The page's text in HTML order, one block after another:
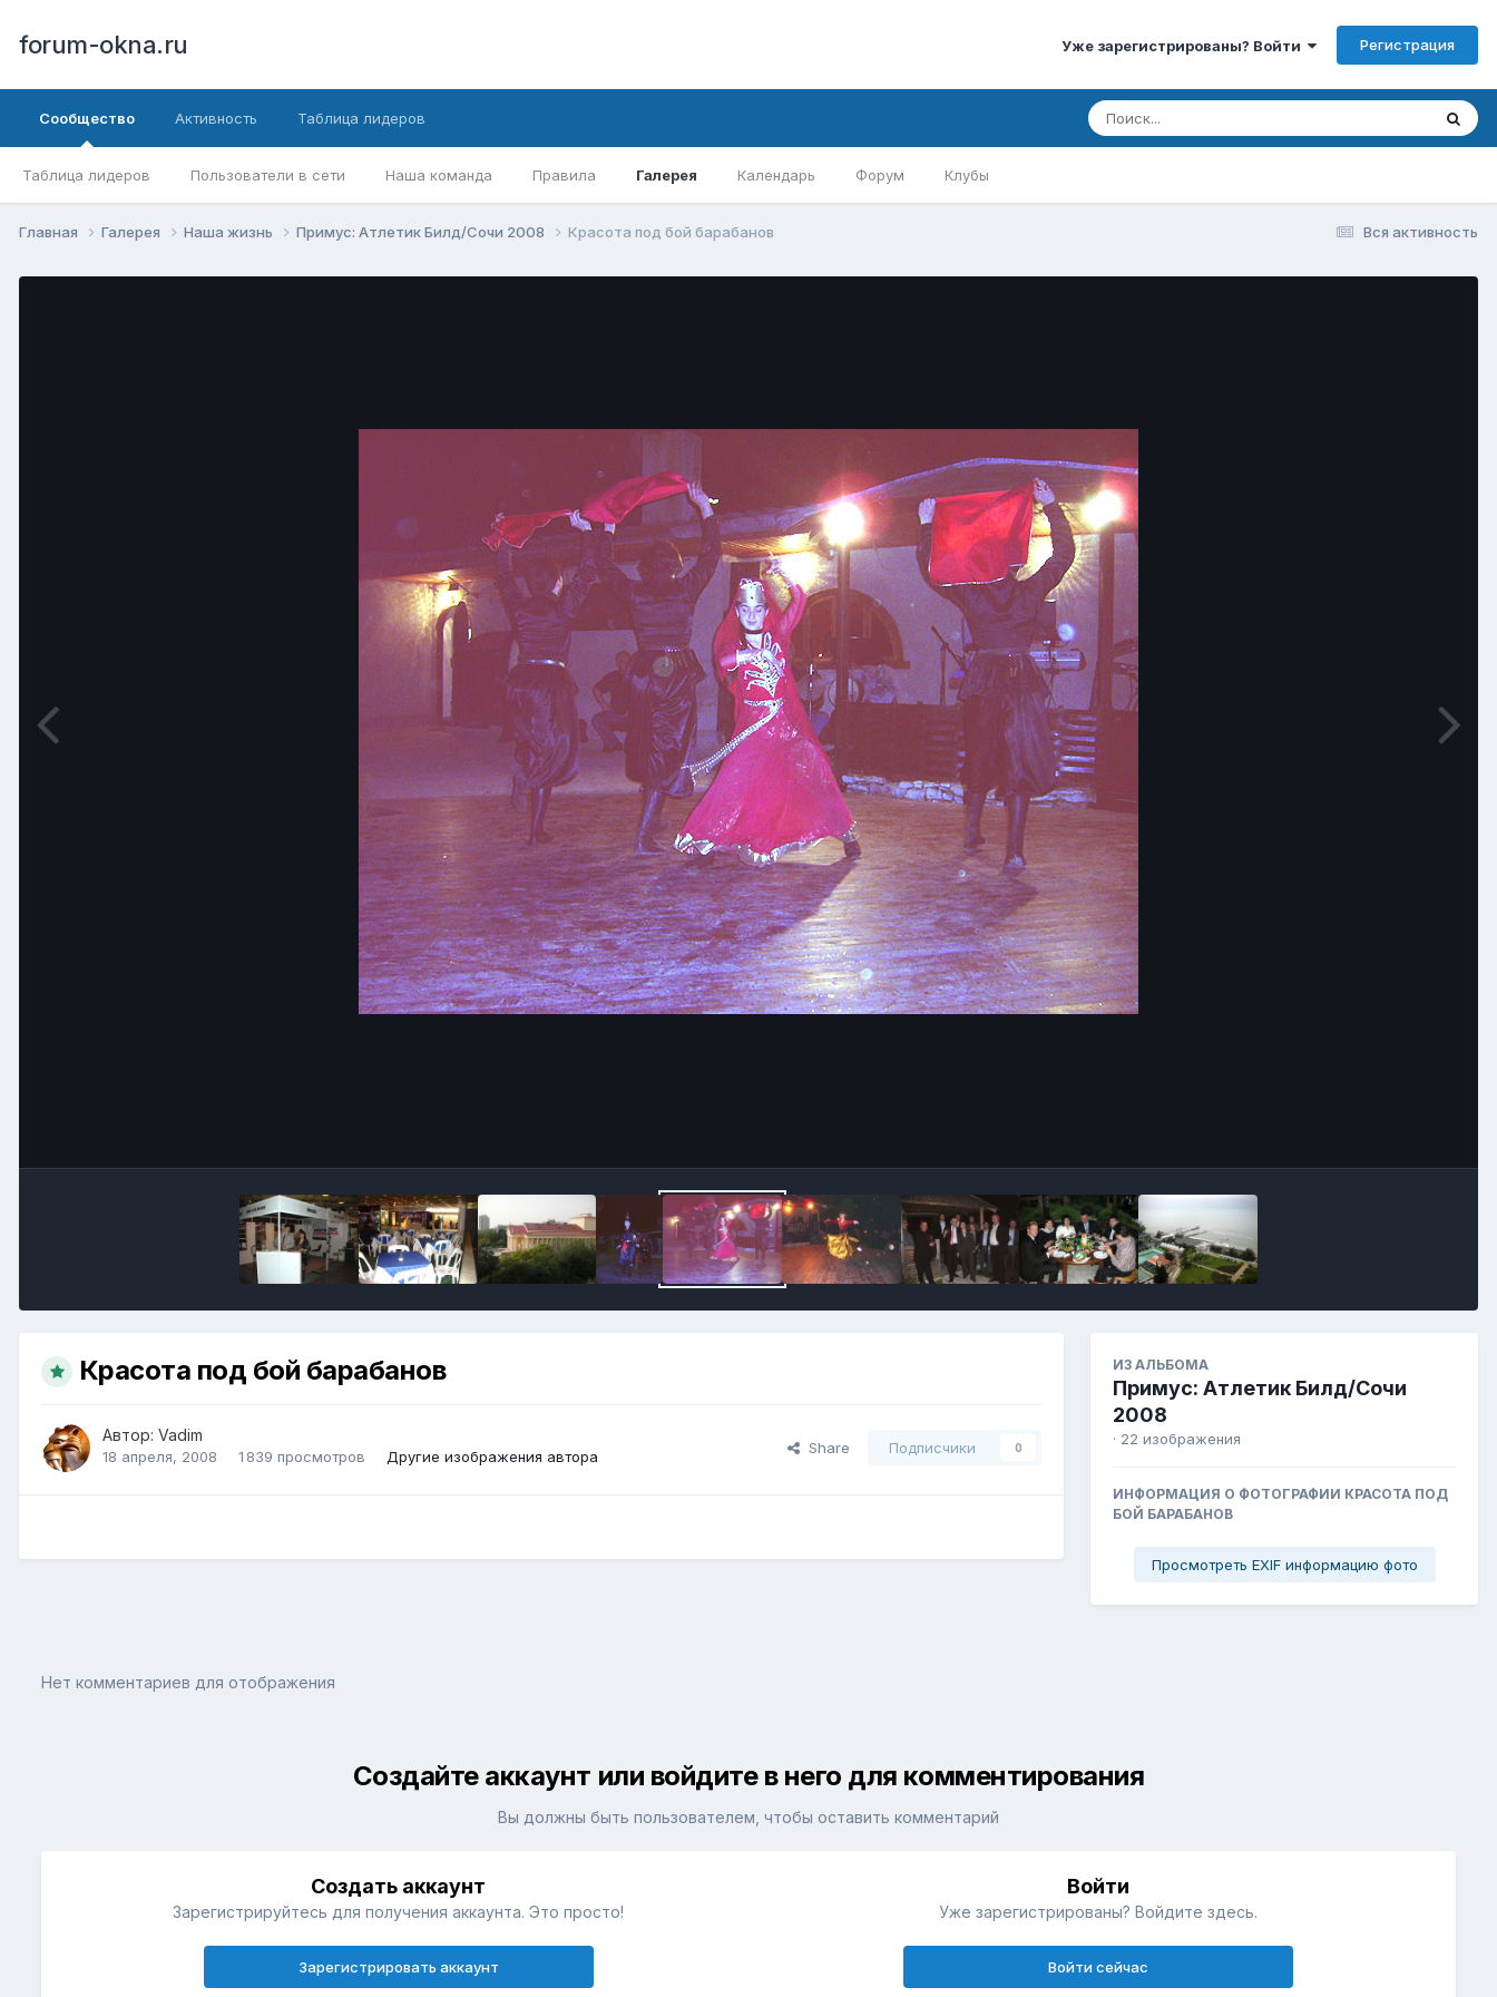
forum-okna.ru Уже зарегистрированы? Войти Регистрация
Сообщество
Таблица лидеров Пользователи в сети Наша команда Правила Галерея Календарь Форум Клубы
Активность Таблица лидеров
Вся активность
Главная Галерея Наша жизнь Примус: Атлетик Билд/Сочи 2008 Красота под бой барабанов
Красота под бой барабанов
Автор: Vadim
18 апреля, 2008 1 839 просмотров Другие изображения автора
Share Подписчики 0
ИЗ АЛЬБОМА
Примус: Атлетик Билд/Сочи
2008
· 22 изображения
ИНФОРМАЦИЯ О ФОТОГРАФИИ КРАСОТА ПОД
БОЙ БАРАБАНОВ
Просмотреть EXIF информацию фото
Нет комментариев для отображения
Создайте аккаунт или войдите в него для комментирования
Вы должны быть пользователем, чтобы оставить комментарий
Создать аккаунт
Зарегистрируйтесь для получения аккаунта. Это просто!
Зарегистрировать аккаунт
Войти
Уже зарегистрированы? Войдите здесь.
Войти сейчас